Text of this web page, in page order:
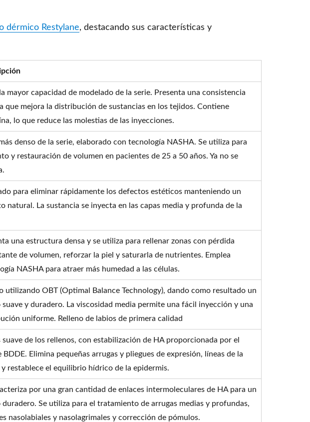
dérmico Restylane, destacando sus características y
mayor capacidad de modelado de la serie. Presenta una consistencia
que mejora la distribución de sustancias en los tejidos. Contiene
lo que reduce las molestias de las inyecciones.
denso de la serie, elaborado con tecnología NASHA. Se utiliza para
y restauración de volumen en pacientes de 25 a 50 años. Ya no se
para eliminar rápidamente los defectos estéticos manteniendo un
natural. La sustancia se inyecta en las capas media y profunda de la
una estructura densa y se utiliza para rellenar zonas con pérdida
de volumen, reforzar la piel y saturarla de nutrientes. Emplea
NASHA para atraer más humedad a las células.
utilizando OBT (Optimal Balance Technology), dando como resultado un
y duradero. La viscosidad media permite una fácil inyección y una
uniforme. Relleno de labios de primera calidad
suave de los rellenos, con estabilización de HA proporcionada por el
BDDE. Elimina pequeñas arrugas y pliegues de expresión, líneas de la
restablece el equilibrio hídrico de la epidermis.
por una gran cantidad de enlaces intermoleculares de HA para un
Se utiliza para el tratamiento de arrugas medias y profundas,
nasolabiales y nasolagrimales y corrección de pómulos.